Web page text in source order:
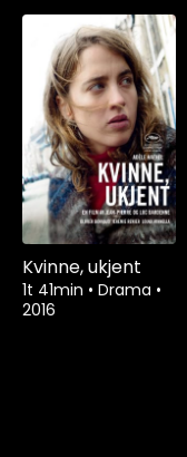
Kvinne, ukjent
1t 41min • Drama •
2016